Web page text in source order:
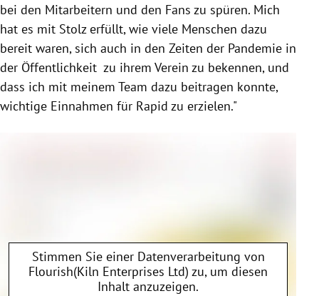
bei den Mitarbeitern und den Fans zu spüren. Mich
hat es mit Stolz erfüllt, wie viele Menschen dazu
bereit waren, sich auch in den Zeiten der Pandemie in
der Öffentlichkeit zu ihrem Verein zu bekennen, und
dass ich mit meinem Team dazu beitragen konnte,
wichtige Einnahmen für Rapid zu erzielen."
Stimmen Sie einer Datenverarbeitung von
Flourish(Kiln Enterprises Ltd) zu, um diesen
Inhalt anzuzeigen.